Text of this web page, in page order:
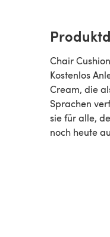
Chair
Kostenlos
Cream, die
Sprachen
sie für alle, deren Können
noch heute